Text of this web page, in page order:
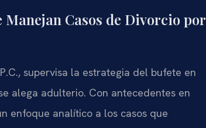
Manejan Casos de Divorcio por
supervisa la estrategia del bufete en
alega adulterio. Con antecedentes en
enfoque analítico a los casos que